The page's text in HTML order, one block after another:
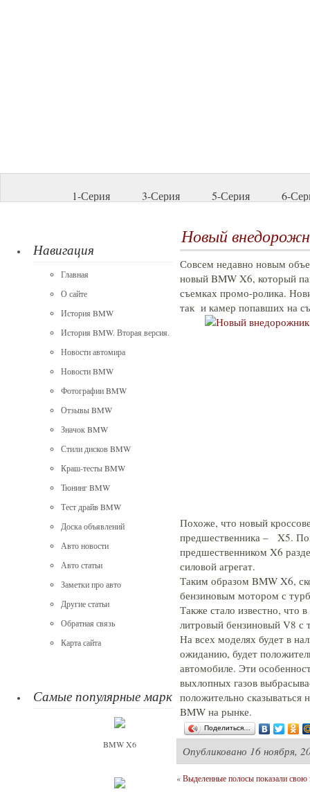
1-Серия 3-Серия 5-Серия 6-
Навигация
Главная
О сайте
История BMW
История BMW. Вторая версия.
Новости автомира
Новости BMW
Фотографии BMW
Отзывы BMW
Значок BMW
Стили дисков BMW
Краш-тесты BMW
Тюнинг BMW
Тест драйв BMW
Доска объявлений
Авто новости
Авто статьи
Заметки про авто
Другие статьи
Обратная связь
Карта сайта
Самые популярные марки
BMW X6
Новый
Совсем недавно новым
новый BMW X6, который
съемках промо-ролика.
так и камер попавших на
Похоже, что новый
предшественника – X5.
предшественником X6
силовой агрегат.
Таким образом BMW X6,
бензиновым мотором с
Также стало известно, что
литровый бензиновый V8 с
На всех моделях будет в
ожиданию, будет
автомобиле. Эти
выхлопных газов
положительно сказываться
BMW на рынке.
Поделиться…
Опубликовано 16 ноября,
«Выделенные полосы показали свою